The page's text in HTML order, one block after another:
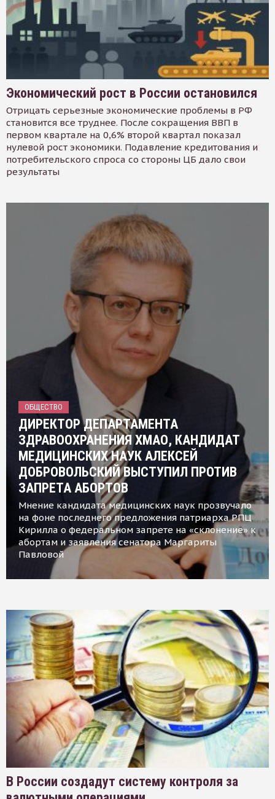
Экономический рост в России остановился
Отрицать серьезные экономические проблемы в РФ
становится все труднее. После сокращения ВВП в
первом квартале на 0,6% второй квартал показал
нулевой рост экономики. Подавление кредитования и
потребительского спроса со стороны ЦБ дало свои
результаты
ОБЩЕСТВО
ДИРЕКТОР ДЕПАРТАМЕНТА
ЗДРАВООХРАНЕНИЯ ХМАО, КАНДИДАТ
МЕДИЦИНСКИХ НАУК АЛЕКСЕЙ
ДОБРОВОЛЬСКИЙ ВЫСТУПИЛ ПРОТИВ
ЗАПРЕТА АБОРТОВ
Мнение кандидата медицинских наук прозвучало
на фоне последнего предложения патриарха РПЦ
Кирилла о федеральном запрете на «склонение» к
абортам и заявления сенатора Маргариты
Павловой
В России создадут систему контроля за